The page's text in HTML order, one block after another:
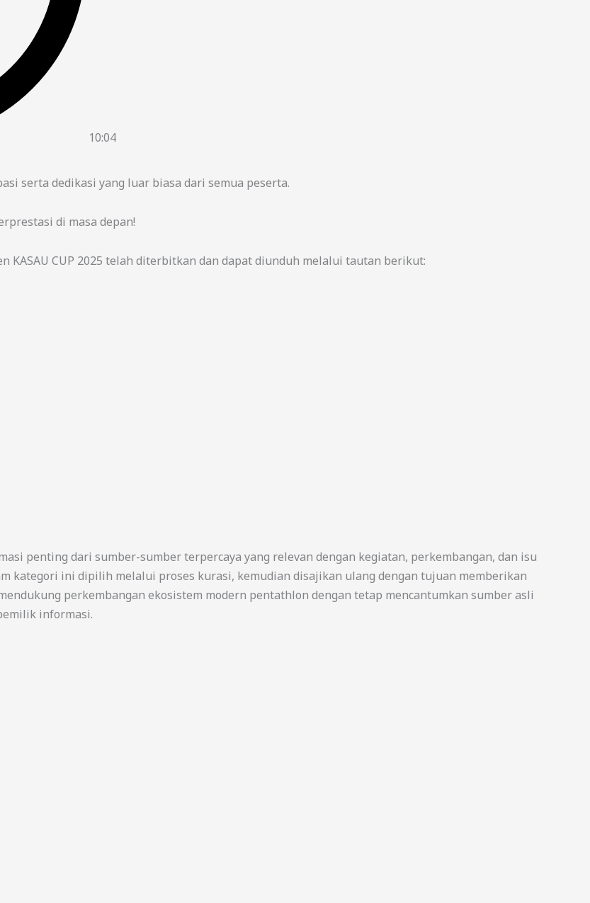
10:04
serta dedikasi yang luar biasa dari semua peserta.
di masa depan!
KASAU CUP 2025 telah diterbitkan dan dapat diunduh melalui tautan berikut:
penting dari sumber-sumber terpercaya yang relevan dengan kegiatan, perkembangan, dan isu
kategori ini dipilih melalui proses kurasi, kemudian disajikan ulang dengan tujuan memberikan
perkembangan ekosistem modern pentathlon dengan tetap mencantumkan sumber asli
informasi.